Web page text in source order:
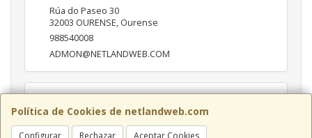
Política de Cookies de netlandweb.com
Configurar Rechazar Aceptar Cookies
Rúa do Paseo 30
32003 OURENSE, Ourense
988540008
ADMON@NETLANDWEB.COM
Horario